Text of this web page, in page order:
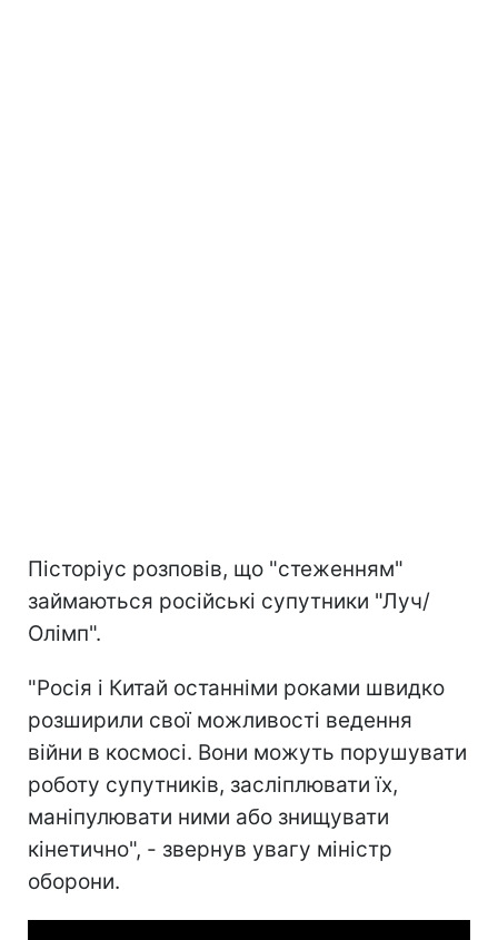
Пісторіус розповів, що "стеженням"
займаються російські супутники "Луч/
Олімп".
"Росія і Китай останніми роками швидко
розширили свої можливості ведення
війни в космосі. Вони можуть порушувати
роботу супутників, засліплювати їх,
маніпулювати ними або знищувати
кінетично", - звернув увагу міністр
оборони.